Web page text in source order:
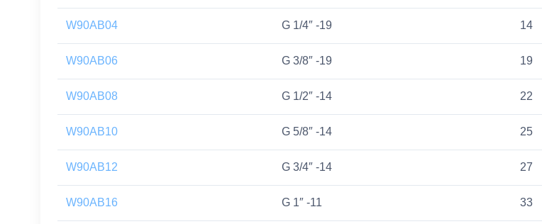
W90AB04 G 1/4″ -19 14
W90AB06 G 3/8″ -19 19
W90AB08 G 1/2″ -14 22
W90AB10 G 5/8″ -14 25
W90AB12 G 3/4″ -14 27
W90AB16 G 1″ -11 33